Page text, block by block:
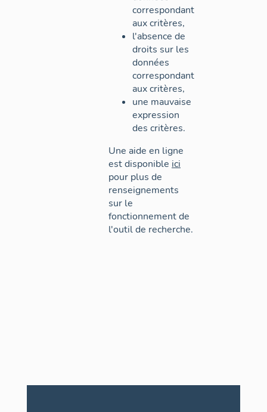
correspondant
aux critères,
l'absence de
droits sur les
données
correspondant
aux critères,
une mauvaise
expression
des critères.
Une aide en ligne
est disponible ici
pour plus de
renseignements
sur le
fonctionnement de
l'outil de recherche.